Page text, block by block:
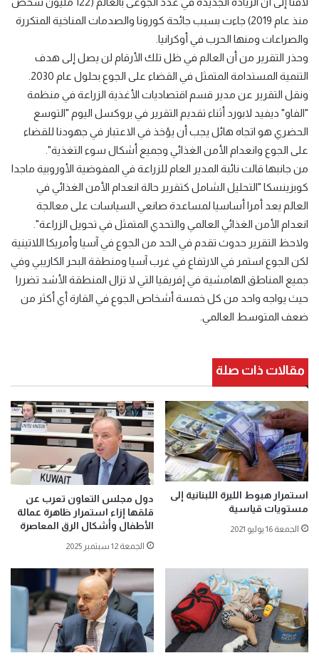
منذ عام 2019) جاءت بسبب جائحة كورونا والصدمات المناخية المتكررة
والصراعات ومنها الحرب في أوكرانيا.
وحذر التقرير من أن العالم في ظل تلك الأرقام لن يصل إلى هدف
التنمية المستدامة المتمثل في القضاء على الجوع بحلول عام 2030.
ونقل التقرير عن مدير قسم اقتصاديات الأغذية الزراعة في منظمة
"الفاو" ديفيد لابورد أثناء تقديم التقرير في بروكسل اليوم "التوسع
الحضري هو اتجاه هائل يجب أن يؤخذ في الاعتبار في جهودنا للقضاء
على الجوع وانعدام الأمن الغذائي وجميع أشكال سوء التغذية".
من جانبها قالت نائبة المدير العام للزراعة في المفوضية الأوروبية ماجدا
كوبزينسكا "التحليل الشامل كتقرير حالة انعدام الأمن الغذائي في
العالم يعد أمرا أساسيا لمساعدة صانعي السياسات على معالجة
انعدام الأمن الغذائي العالمي والتحدي المتمثل في تحويل الزراعة".
ولاحظ التقرير حدوث تقدم في الحد من الجوع في آسيا وأمريكا اللاتينية
لكن الجوع استمر في الارتفاع في غرب آسيا ومنطقة البحر الكاريبي وفي
جميع المناطق الهامشية في إفريقيا التي لا تزال المنطقة الأشد تضررا
حيث يواجه واحد من كل خمسة أشخاص الجوع في القارة أي أكثر من
ضعف المتوسط العالمي.
مقالات ذات صلة
استمرار هبوط الليرة اللبنانية إلى
مستويات قياسية
الجمعة 16 يوليو 2021
دول مجلس التعاون تعرب عن
قلقها إزاء استمرار ظاهرة عمالة
الأطفال وأشكال الرق المعاصرة
الجمعة 12 سبتمبر 2025